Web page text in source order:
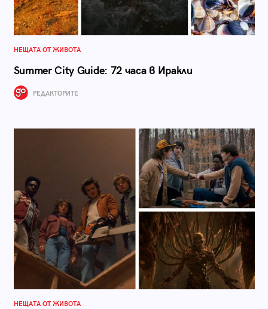
НЕЩАТА ОТ ЖИВОТА
Summer City Guide: 72 часа в Иракли
РЕДАКТОРИТЕ
НЕЩАТА ОТ ЖИВОТА